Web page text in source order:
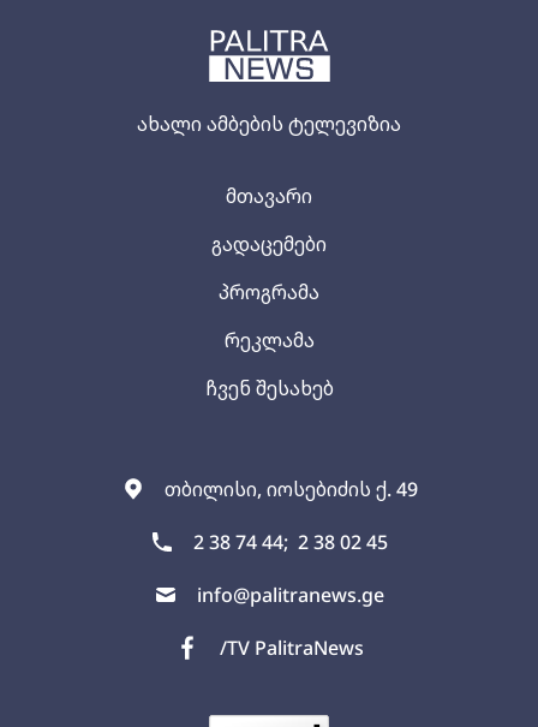
ახალი ამბების ტელევიზია
თბილისი, იოსებიძის ქ. 49
2 38 74 44; 2 38 02 45
info@palitranews.ge
/TV PalitraNews
მთავარი
გადაცემები
პროგრამა
რეკლამა
ჩვენ შესახებ